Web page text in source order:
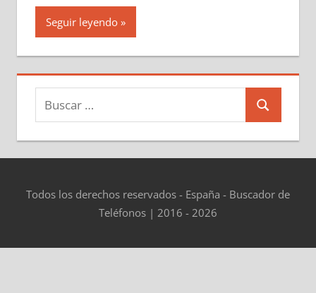
Seguir leyendo
Buscar:
Buscar
Todos los derechos reservados - España - Buscador de
Teléfonos | 2016 - 2026